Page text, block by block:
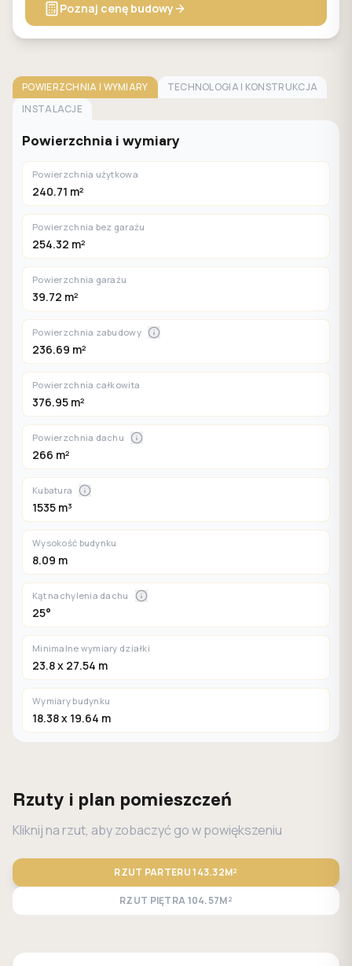
Poznaj cenę budowy
POWIERZCHNIA I WYMIARY
TECHNOLOGIA I KONSTRUKCJA
INSTALACJE
Powierzchnia i wymiary
Powierzchnia użytkowa
240.71 m²
Powierzchnia bez garażu
254.32 m²
Powierzchnia garażu
39.72 m²
Powierzchnia zabudowy
236.69 m²
Powierzchnia całkowita
376.95 m²
Powierzchnia dachu
266 m²
Kubatura
1535 m³
Wysokość budynku
8.09 m
Kąt nachylenia dachu
25°
Minimalne wymiary działki
23.8 x 27.54 m
Wymiary budynku
18.38 x 19.64 m
Rzuty i plan pomieszczeń
Kliknij na rzut, aby zobaczyć go w powiększeniu
RZUT PARTERU143.32M²
RZUT PIĘTRA104.57M²